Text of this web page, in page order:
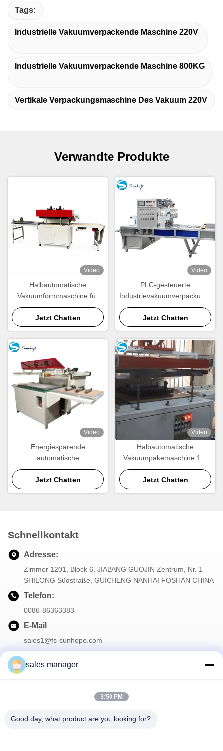
Tags:
Industrielle Vakuumverpackende Maschine 220V
Industrielle Vakuumverpackende Maschine 800KG
Vertikale Verpackungsmaschine Des Vakuum 220V
Verwandte Produkte
Video
Halbautomatische
Vakuumformmaschine für
die Verpackungsindustrie
Jetzt Chatten
Video
PLC-gesteuerte
3000pcsH
Jetzt Chatten
Video
Energiesparende
automatische
Verpackungsmaschine
Jetzt Chatten
Video
Halbautomatische
Vakuumpakemaschine 18-
20KW 30 Sekunden pro
Stück
Jetzt Chatten
Schnellkontakt
Adresse:
Zimmer 1201, Block 6, JIABANG GUOJIN Zentrum, Nr. 1
SHILONG Südstraße, GUICHENG NANHAI FOSHAN CHINA
Telefon:
0086-86363383
E-Mail
sales1@fs-sunhope.com
sales manager
3:50 PM
Good day, what product are you looking for?